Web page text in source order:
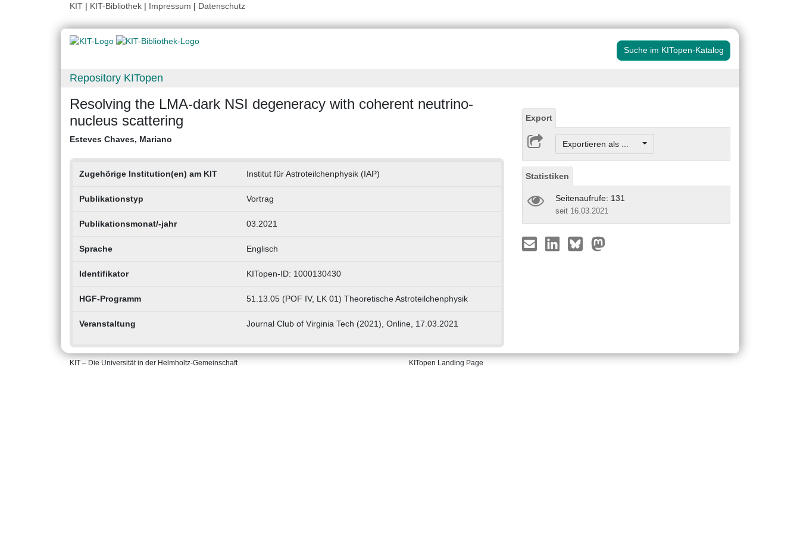
KIT | KIT-Bibliothek | Impressum | Datenschutz
Suche im KITopen-Katalog
Repository KITopen
Resolving the LMA-dark NSI degeneracy with coherent neutrino-
nucleus scattering
Esteves Chaves, Mariano
Zugehörige Institution(en) am KIT Institut für Astroteilchenphysik (IAP)
Publikationstyp Vortrag
Publikationsmonat/-jahr 03.2021
Sprache Englisch
Identifikator KITopen-ID: 1000130430
HGF-Programm 51.13.05 (POF IV, LK 01) Theoretische Astroteilchenphysik
Veranstaltung Journal Club of Virginia Tech (2021), Online, 17.03.2021
Export
Exportieren als ...
Statistiken
Seitenaufrufe: 131
seit 16.03.2021
KIT – Die Universität in der Helmholtz-Gemeinschaft KITopen Landing Page